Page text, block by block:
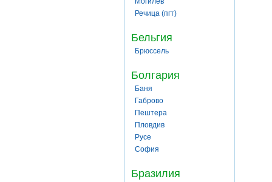
Речица (пгт)
Бельгия
Брюссель
Болгария
Баня
Габрово
Пештера
Пловдив
Русе
София
Бразилия